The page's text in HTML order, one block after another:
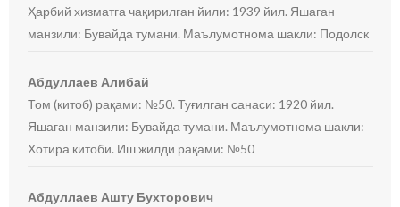
Ҳарбий хизматга чақирилган йили: 1939 йил. Яшаган
манзили: Бувайда тумани. Маълумотнома шакли: Подолск
Абдуллаев Алибай
Том (китоб) рақами: №50. Туғилган санаси: 1920 йил.
Яшаган манзили: Бувайда тумани. Маълумотнома шакли:
Хотира китоби. Иш жилди рақами: №50
Абдуллаев Ашту Бухторович